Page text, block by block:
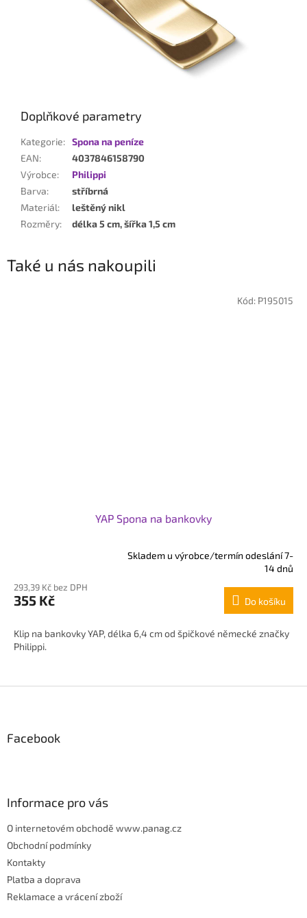
Doplňkové parametry
Kategorie: Spona na peníze
EAN:
4037846158790
Výrobce:
Philippi
Barva:
stříbrná
Materiál:
leštěný nikl
Rozměry: délka 5 cm, šířka 1,5 cm
Také u nás nakoupili
YAP Spona na bankovky
produktu
je
z
5
hvězdiček.
Skladem u výrobce/termín odeslání 7-
14 dnů
293,39 Kč bez DPH
355 Kč Do košíku
Klip na bankovky YAP, délka 6,4 cm od špičkové německé značky
Philippi.
Kód: P195015
p
aFacebook
Informace pro vás
O internetovém obchodě www.panag.cz
Obchodní podmínky
Kontakty
Platba a doprava
Reklamace a vrácení zboží